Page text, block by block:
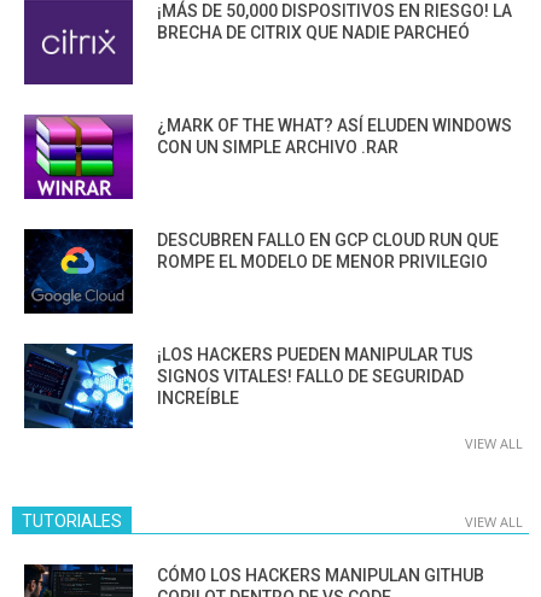
¡MÁS DE 50,000 DISPOSITIVOS EN RIESGO! LA
BRECHA DE CITRIX QUE NADIE PARCHEÓ
¿MARK OF THE WHAT? ASÍ ELUDEN WINDOWS
CON UN SIMPLE ARCHIVO .RAR
DESCUBREN FALLO EN GCP CLOUD RUN QUE
ROMPE EL MODELO DE MENOR PRIVILEGIO
¡LOS HACKERS PUEDEN MANIPULAR TUS
SIGNOS VITALES! FALLO DE SEGURIDAD
INCREÍBLE
VIEW ALL
TUTORIALES VIEW ALL
CÓMO LOS HACKERS MANIPULAN GITHUB